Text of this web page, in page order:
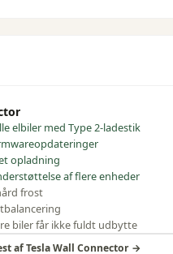
elbiler med Type 2-ladestik
opladning
af flere enheder
frost
biler får ikke fuldt udbytte
afTesla Wall Connector→